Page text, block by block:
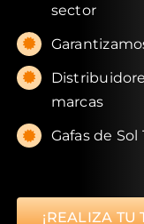
sector
marcas
Gafas de Sol
¡REALIZA TU